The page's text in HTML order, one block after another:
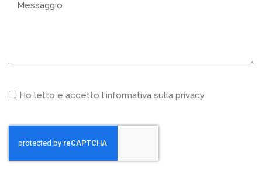
Ho letto e accetto l'informativa sulla privacy